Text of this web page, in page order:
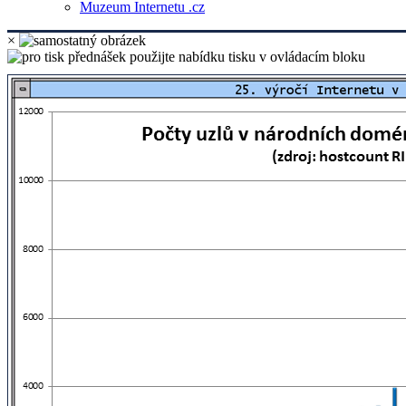
Muzeum Internetu .cz
×